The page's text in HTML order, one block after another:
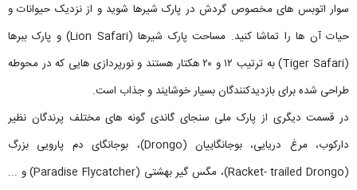
سوار اتوبس های مخصوص گردش در پارک شیرها شوید و از نزدیک حیوانات و
حیات آن ها را تماشا کنید. مساحت پارک شیرها (Lion Safari) و پارک ببرها
(Tiger Safari) به ترتیب ۱۲ و ۲۰ هکتار هستند و نورپردازی هایی که در محوطه
طراحی شده برای بازدیدکنندگان بسیار خوشایند و جذاب است.
در قسمت دیگری از پارک ملی سنجای گاندی گونه های مختلف پرندگان نظیر
دارکوب، مرغ دریایی، بوجانگاییان (Drongo)، بوجانگای دم پارویی بزرگ
(Racket- trailed Drongo)، مگس گیر بهشتی (Paradise Flycatcher) و ...